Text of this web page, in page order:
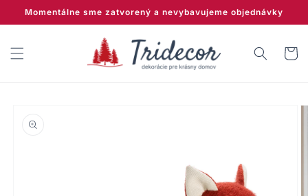
na
obsah
Momentálne sme zatvorený a nevybavujeme objednávky
Košík
o produkte